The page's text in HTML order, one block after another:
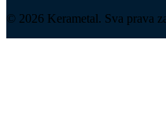
© 2026 Kerametal. Sva prava